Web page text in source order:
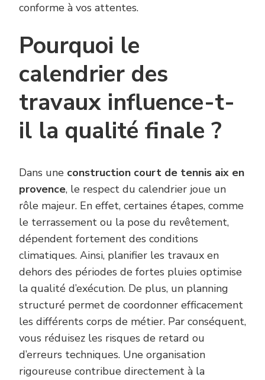
conforme à vos attentes.
Pourquoi le
calendrier des
travaux influence-t-
il la qualité finale ?
Dans une construction court de tennis aix en
provence, le respect du calendrier joue un
rôle majeur. En effet, certaines étapes, comme
le terrassement ou la pose du revêtement,
dépendent fortement des conditions
climatiques. Ainsi, planifier les travaux en
dehors des périodes de fortes pluies optimise
la qualité d’exécution. De plus, un planning
structuré permet de coordonner efficacement
les différents corps de métier. Par conséquent,
vous réduisez les risques de retard ou
d’erreurs techniques. Une organisation
rigoureuse contribue directement à la